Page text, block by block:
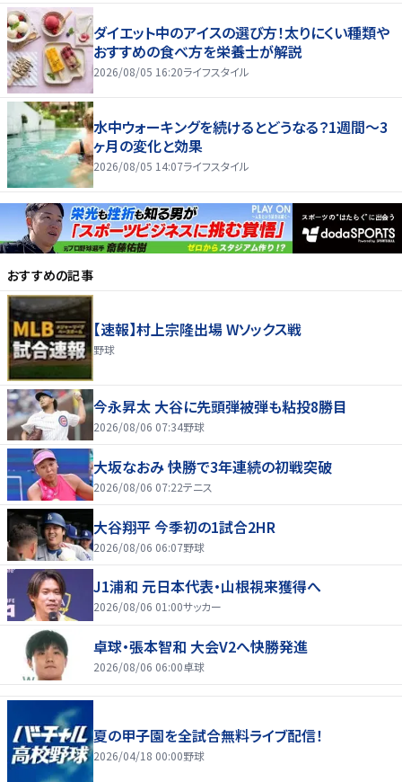
ダイエット中のアイスの選び方！太りにくい種類や
おすすめの食べ方を栄養士が解説
2026/08/05 16:20ライフスタイル
水中ウォーキングを続けるとどうなる？1週間～3
ヶ月の変化と効果
2026/08/05 14:07ライフスタイル
おすすめの記事
【速報】村上宗隆出場 Wソックス戦
野球
今永昇太 大谷に先頭弾被弾も粘投8勝目
2026/08/06 07:34野球
大坂なおみ 快勝で3年連続の初戦突破
2026/08/06 07:22テニス
大谷翔平 今季初の1試合2HR
2026/08/06 06:07野球
J1浦和 元日本代表・山根視来獲得へ
2026/08/06 01:00サッカー
卓球・張本智和 大会V2へ快勝発進
2026/08/06 06:00卓球
夏の甲子園を全試合無料ライブ配信！
2026/04/18 00:00野球